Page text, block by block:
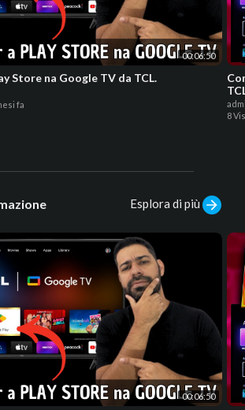
00:06:50
Store na Google TV da TCL.
fa
8
Esplora di più
00:06:50